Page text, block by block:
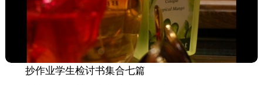
抄作业学生检讨书集合七篇